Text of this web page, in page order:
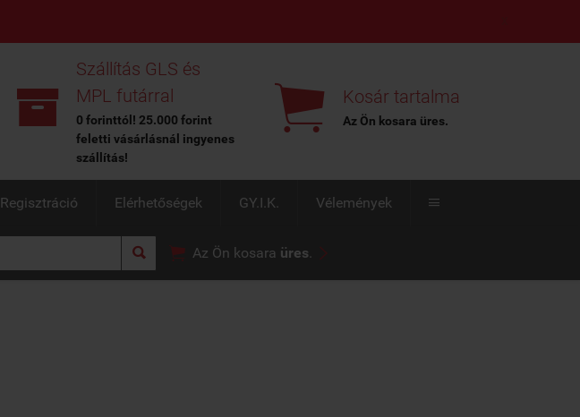

Szállítás GLS és
MPL futárral
0 forinttól! 25.000 forint
feletti vásárlásnál ingyenes
szállítás!
 Kosár tartalma
Az Ön kosara üres.
Regisztráció Elérhetőségek GY.I.K. Vélemények 
  Az Ön kosara üres. 